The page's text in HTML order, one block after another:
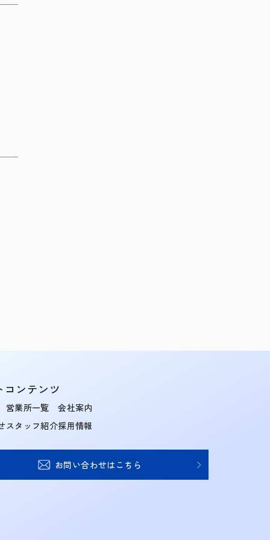
コンテンツ
営業所一覧
スタッフ紹介
会社案内
採用情報
お問い合わせはこちら